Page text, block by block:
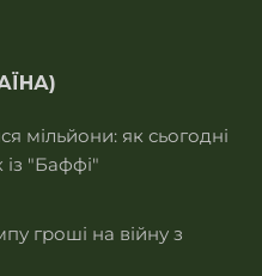
мільйони: як сьогодні
"Баффі"
гроші на війну з